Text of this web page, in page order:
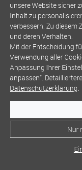
unsere Website sicher
Inhalt zu
verbessern. Zu diesem
und deren Verhalten.
Mit der Entscheidung
Verwendung aller
Anpassung Ihrer
anpassen".
Datenschutzerklärung.
Nur